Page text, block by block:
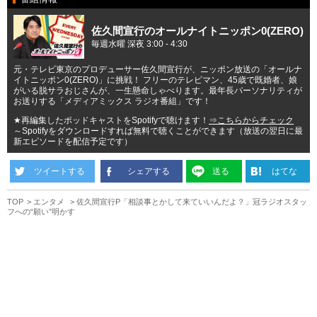
佐久間宣行のオールナイトニッポン0(ZERO)
毎週水曜 深夜 3:00 - 4:30
元・テレビ東京のプロデューサー佐久間宣行が、ニッポン放送の「オールナ
イトニッポン0(ZERO)」に挑戦！ フリーのテレビマン、45歳で既婚者、娘
がいる脱サラおじさんが、一生懸命しゃべります。最年長パーソナリティが
お送りする「メディアミックス ラジオ番組」です！
★再編集したポッドキャストをSpotifyで聴けます！ ⇒こちらからチェック
～Spotifyをダウンロードすれば無料で聴くことができます（放送の翌日に最
新エピソードを配信予定です）
ツイートする シェアする 送る はてな
TOP エンタメ
佐久間宣行P「相談事とかして来ていいんだよ？」冠ラジオスタッ
フへの“願い”明かす